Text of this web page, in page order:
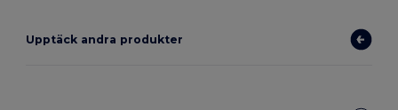
Upptäck andra produkter